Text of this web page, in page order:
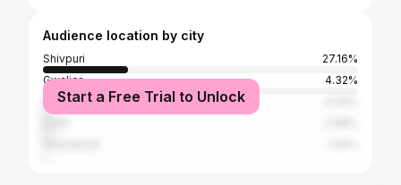
Audience location by city
Shivpuri
27.16%
Gwalior
4.32%
Indore
Start a Free Trial to Unlock